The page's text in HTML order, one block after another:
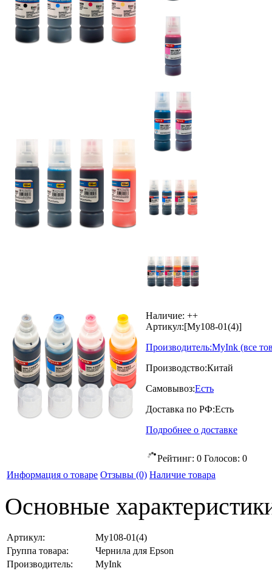
Наличие: ++
Артикул:[My108-01(4)]
Производитель:MyInk (все
Производство:Китай
Самовывоз:Есть
Доставка по РФ:Есть
Подробнее о доставке
Рейтинг: 0 Голосов: 0
Информация о товаре Отзывы (0) Наличие товара
Основные
Артикул:
My108-01(4)
Группа товара:
Чернила для Epson
Производитель:
MyInk